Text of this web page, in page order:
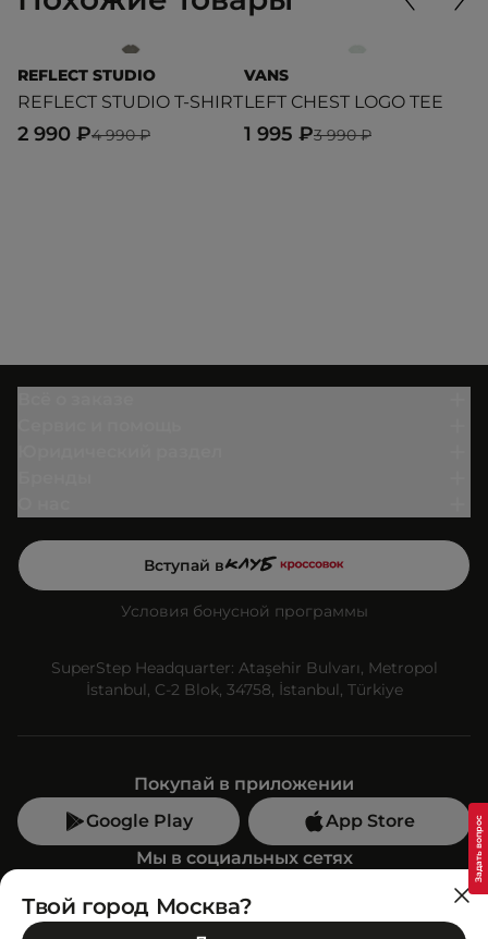
REFLECT STUDIO
REFLECT STUDIO T-SHIRT
4 990 ₽
2 990 ₽
VANS
LEFT CHEST LOGO TEE
3 990 ₽
1 995 ₽
Вступай в
Условия бонусной программы
SuperStep Headquarter: Ataşehir Bulvarı, Metropol
İstanbul, C-2 Blok, 34758, İstanbul, Türkiye
Покупай в приложении
Google Play
App Store
Мы в социальных сетях
Позвони нам
Твой город Москва?